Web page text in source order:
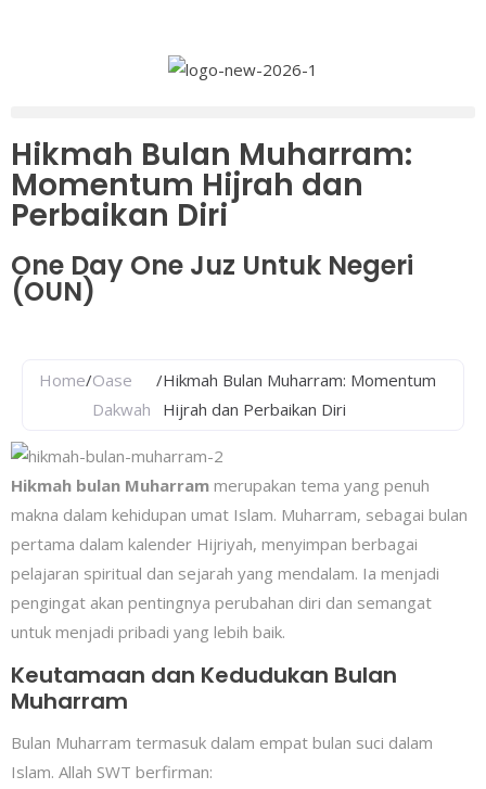
Hikmah Bulan Muharram:
Momentum Hijrah dan
Perbaikan Diri
One Day One Juz Untuk Negeri
(OUN)
Home/Oase
Dakwah
/Hikmah Bulan Muharram: Momentum
Hijrah dan Perbaikan Diri
Hikmah bulan Muharram merupakan tema yang penuh
makna dalam kehidupan umat Islam. Muharram, sebagai bulan
pertama dalam kalender Hijriyah, menyimpan berbagai
pelajaran spiritual dan sejarah yang mendalam. Ia menjadi
pengingat akan pentingnya perubahan diri dan semangat
untuk menjadi pribadi yang lebih baik.
Keutamaan dan Kedudukan Bulan
Muharram
Bulan Muharram termasuk dalam empat bulan suci dalam
Islam. Allah SWT berfirman: